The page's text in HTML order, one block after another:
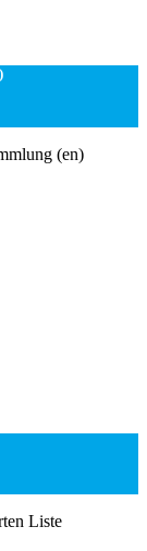
(en)
Liste